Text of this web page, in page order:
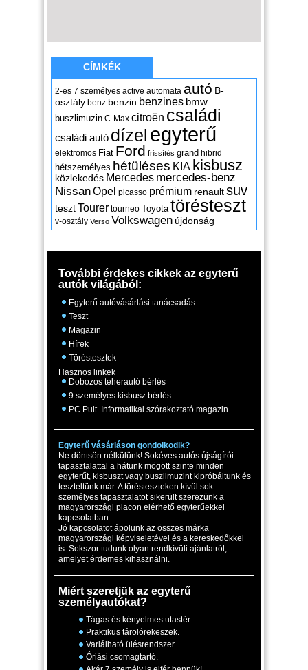
CÍMKÉK
2-es 7 személyes active automata autó B-
osztály benz benzin benzines bmw
buszlimuzin C-Max citroën családi
családi autó dízel egyterű
elektromos Fiat Ford frissítés grand hibrid
hétszemélyes hétüléses KIA kisbusz
közlekedés Mercedes mercedes-benz
NissanOpel picasso prémium renaultsuv
tesztTourer tourneo Toyota törésteszt
v-osztály Verso Volkswagen újdonság
További érdekes cikkek az egyterű
autók világából:
Egyterű autóvásárlási tanácsadás
Teszt
Magazin
Hírek
Töréstesztek
Hasznos linkek
Dobozos teherautó bérlés
9 személyes kisbusz bérlés
PC Pult. Informatikai szórakoztató magazin
Egyterű vásárláson gondolkodik?
Ne döntsön nélkülünk! Sokéves autós újságírói
tapasztalattal a hátunk mögött szinte minden
egyterűt, kisbuszt vagy buszlimuzint kipróbáltunk és
teszteltünk már. A törésteszteken kívül sok
személyes tapasztalatot sikerült szerezünk a
magyarországi piacon elérhető egyterűekkel
kapcsolatban.
Jó kapcsolatot ápolunk az összes márka
magyarországi képviseletével és a kereskedőkkel
is. Sokszor tudunk olyan rendkívüli ajánlatról,
amelyet érdemes kihasználni.
Miért szeretjük az egyterű
személyautókat?
Tágas és kényelmes utastér.
Praktikus tárolórekeszek.
Variálható ülésrendszer.
Óriási csomagtartó.